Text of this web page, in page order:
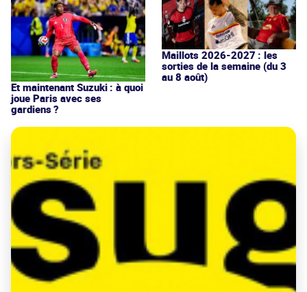
Et maintenant Suzuki : à quoi
joue Paris avec ses
gardiens ?
Maillots 2026-2027 : les
sorties de la semaine (du 3
au 8 août)